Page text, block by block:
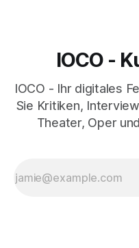
IOCO -
IOCO - Ihr digitales
Sie Kritiken,
Theater, Oper